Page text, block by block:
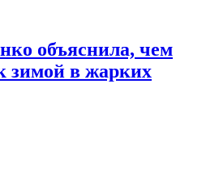
объяснила, чем
зимой в жарких